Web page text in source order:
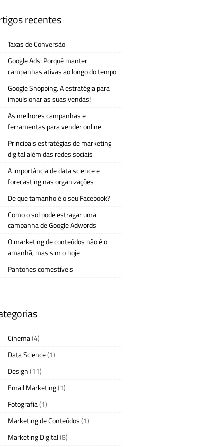
recentes
Taxas de Conversão
Google Ads: Porquê manter
campanhas ativas ao longo do tempo
Google Shopping. A estratégia para
impulsionar as suas vendas!
As melhores campanhas e
ferramentas para vender online
Principais estratégias de marketing
digital além das redes sociais
A importância de data science e
forecasting nas organizações
De que tamanho é o seu Facebook?
Como o sol pode estragar uma
campanha de Google Adwords
O marketing de conteúdos não é o
amanhã, mas sim o hoje
Pantones comestíveis
Cinema(4)
Data Science(1)
Design(11)
Email Marketing(1)
Fotografia(1)
Marketing de Conteúdos(1)
Marketing Digital(8)